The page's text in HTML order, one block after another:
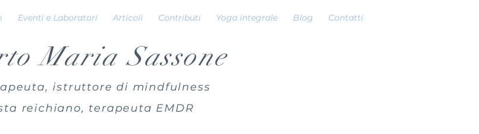
Eventi e Laboratori Articoli Contributi Yoga integrale Blog Contatti
Maria Sassone
istruttore di mindfulness
reichiano, terapeuta EMDR